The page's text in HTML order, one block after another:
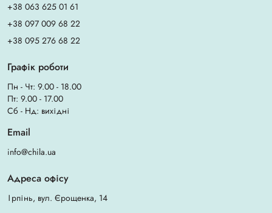
+38 063 625 01 61
+38 097 009 68 22
+38 095 276 68 22
Графік роботи
Пн - Чт: 9.00 - 18.00
Пт: 9.00 - 17.00
Сб - Нд: вихідні
Email
info@chila.ua
Адреса офісу
Ірпінь, вул. Єрощенка, 14